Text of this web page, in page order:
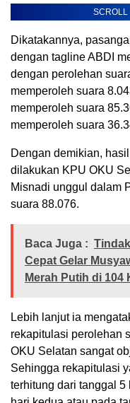
SCROLL
Dikatakannya,
dengan tagline ABDI
dengan perolehan
memperoleh suara
memperoleh suara
memperoleh suara
Dengan demikian,
dilakukan KPU OKU
Misnadi unggul dalam
suara 88.076.
Baca Juga :
Cepat Gelar
Merah Putih di 104
Lebih lanjut ia
rekapitulasi perolehan
OKU Selatan sangat
Sehingga rekapitulasi
terhitung dari tanggal